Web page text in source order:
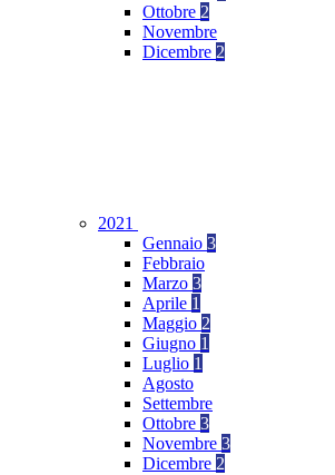
Ottobre 2
Novembre
Dicembre 2
2021
Gennaio 3
Febbraio
Marzo 3
Aprile 1
Maggio 2
Giugno 1
Luglio 1
Agosto
Settembre
Ottobre 3
Novembre 3
Dicembre 2